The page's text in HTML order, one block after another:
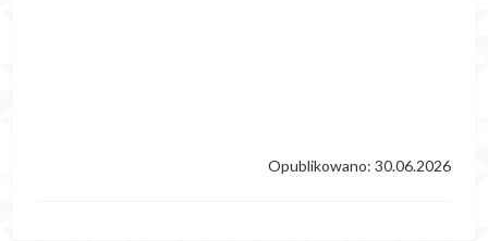
Opublikowano: 30.06.2026